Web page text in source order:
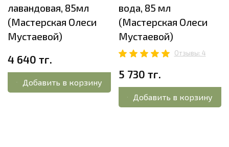
лавандовая, 85мл
(Мастерская Олеси
Мустаевой)
4 640 тг.
Добавить в корзину
вода, 85 мл
(Мастерская Олеси
Мустаевой)
Отзывы: 4
5 730 тг.
Добавить в корзину